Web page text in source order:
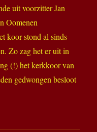
uit voorzitter Jan
Oomenen
koor stond al sinds
Zo zag het er uit in
(!) het kerkkoor van
gedwongen besloot